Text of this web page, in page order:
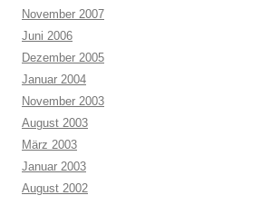
November 2007
Juni 2006
Dezember 2005
Januar 2004
November 2003
August 2003
März 2003
Januar 2003
August 2002